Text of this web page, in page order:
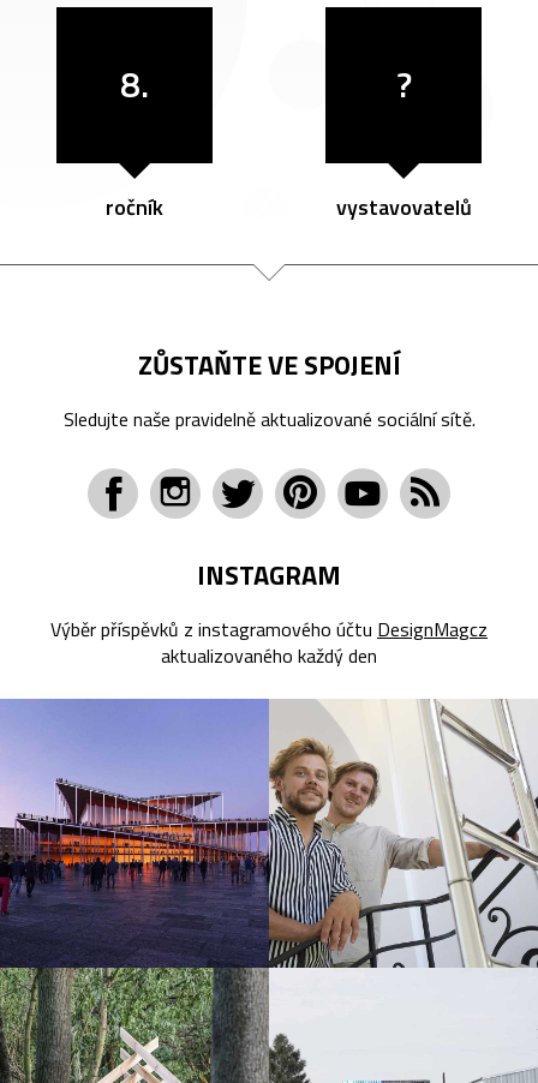
8.
ročník
?
vystavovatelů
ZŮSTAŇTE VE SPOJENÍ
Sledujte naše pravidelně aktualizované sociální sítě.
INSTAGRAM
Výběr příspěvků z instagramového účtu DesignMagcz
aktualizovaného každý den